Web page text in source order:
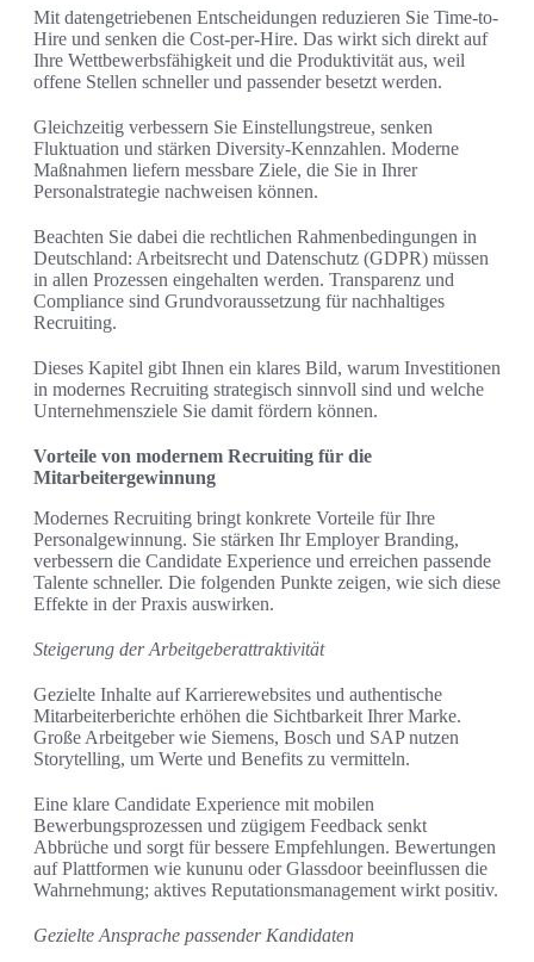
Mit datengetriebenen Entscheidungen reduzieren Sie Time-to-
Hire und senken die Cost-per-Hire. Das wirkt sich direkt auf
Ihre Wettbewerbsfähigkeit und die Produktivität aus, weil
offene Stellen schneller und passender besetzt werden.
Gleichzeitig verbessern Sie Einstellungstreue, senken
Fluktuation und stärken Diversity-Kennzahlen. Moderne
Maßnahmen liefern messbare Ziele, die Sie in Ihrer
Personalstrategie nachweisen können.
Beachten Sie dabei die rechtlichen Rahmenbedingungen in
Deutschland: Arbeitsrecht und Datenschutz (GDPR) müssen
in allen Prozessen eingehalten werden. Transparenz und
Compliance sind Grundvoraussetzung für nachhaltiges
Recruiting.
Dieses Kapitel gibt Ihnen ein klares Bild, warum Investitionen
in modernes Recruiting strategisch sinnvoll sind und welche
Unternehmensziele Sie damit fördern können.
Vorteile von modernem Recruiting für die
Mitarbeitergewinnung
Modernes Recruiting bringt konkrete Vorteile für Ihre
Personalgewinnung. Sie stärken Ihr Employer Branding,
verbessern die Candidate Experience und erreichen passende
Talente schneller. Die folgenden Punkte zeigen, wie sich diese
Effekte in der Praxis auswirken.
Steigerung der Arbeitgeberattraktivität
Gezielte Inhalte auf Karrierewebsites und authentische
Mitarbeiterberichte erhöhen die Sichtbarkeit Ihrer Marke.
Große Arbeitgeber wie Siemens, Bosch und SAP nutzen
Storytelling, um Werte und Benefits zu vermitteln.
Eine klare Candidate Experience mit mobilen
Bewerbungsprozessen und zügigem Feedback senkt
Abbrüche und sorgt für bessere Empfehlungen. Bewertungen
auf Plattformen wie kununu oder Glassdoor beeinflussen die
Wahrnehmung; aktives Reputationsmanagement wirkt positiv.
Gezielte Ansprache passender Kandidaten